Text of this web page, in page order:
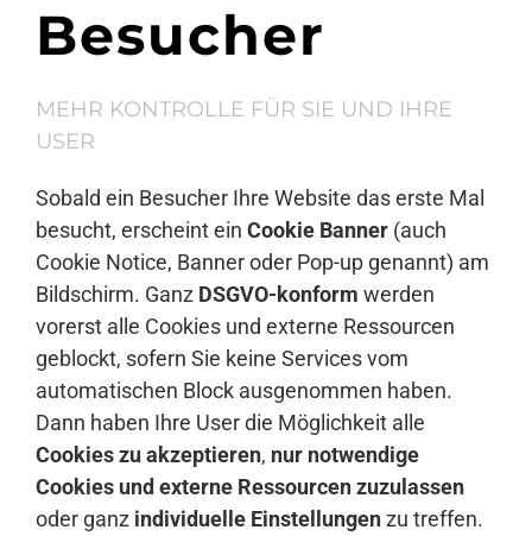
Besucher
MEHR KONTROLLE FÜR SIE UND IHRE
USER
Sobald ein Besucher Ihre Website das erste Mal
besucht, erscheint ein Cookie Banner (auch
Cookie Notice, Banner oder Pop-up genannt) am
Bildschirm. Ganz DSGVO-konform werden
vorerst alle Cookies und externe Ressourcen
geblockt, sofern Sie keine Services vom
automatischen Block ausgenommen haben.
Dann haben Ihre User die Möglichkeit alle
Cookies zu akzeptieren, nur notwendige
Cookies und externe Ressourcen zuzulassen
oder ganz individuelle Einstellungenzu treffen.